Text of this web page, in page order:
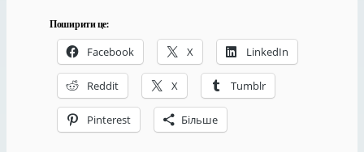
Поширити це:
Facebook X LinkedIn
Reddit X Tumblr
Pinterest Більше